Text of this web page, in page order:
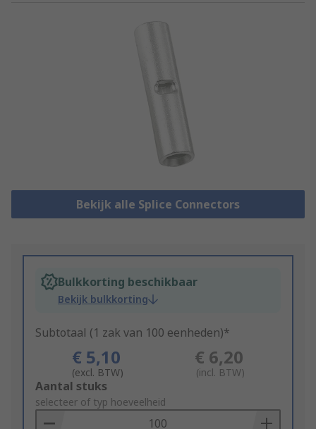
Bekijk alle Splice Connectors
Bulkkorting beschikbaar
Bekijk bulkkorting
Subtotaal (1 zak van 100 eenheden)*
€ 5,10
(excl. BTW)
€ 6,20
(incl. BTW)
Add
to
Basket
Aantal stuks
selecteer of typ hoeveelheid